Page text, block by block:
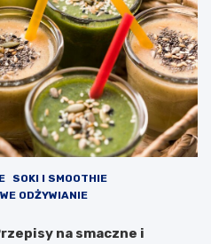
SOKI I SMOOTHIE
ODŻYWIANIE
na smaczne i